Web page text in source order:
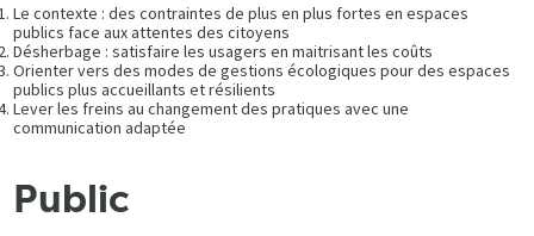
Le contexte : des contraintes de plus en plus fortes en espaces
publics face aux attentes des citoyens
Désherbage : satisfaire les usagers en maitrisant les coûts
Orienter vers des modes de gestions écologiques pour des espaces
publics plus accueillants et résilients
Lever les freins au changement des pratiques avec une
communication adaptée
Public